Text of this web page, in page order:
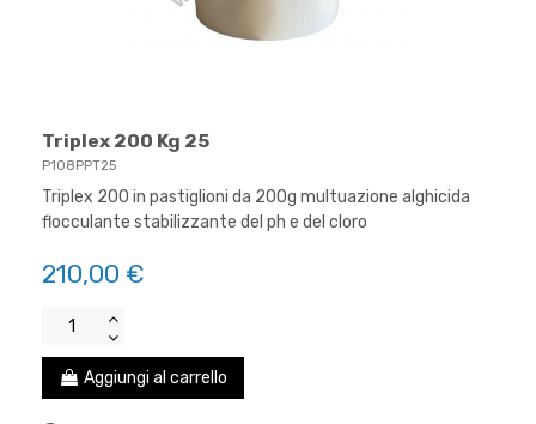
Triplex 200 Kg 25
P108PPT25
Triplex 200 in pastiglioni da 200g multuazione alghicida
flocculante stabilizzante del ph e del cloro
210,00 €
Aggiungi al carrello